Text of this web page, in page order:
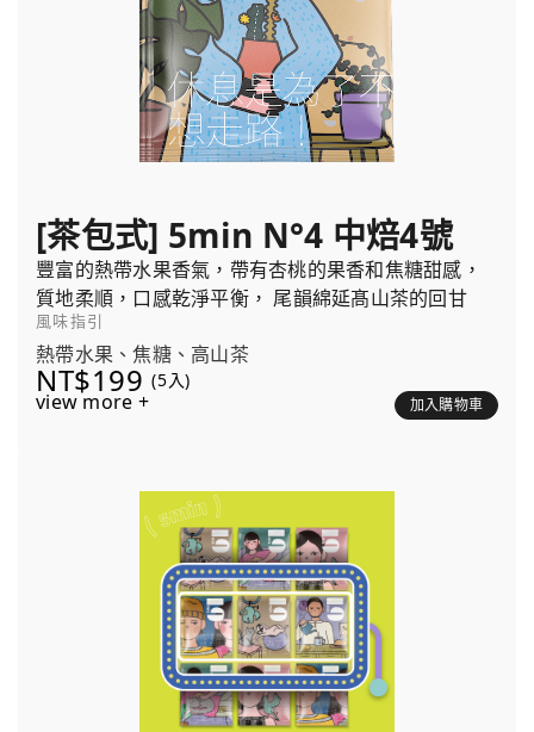
[茶包式] 5min N°4 中焙4號
豐富的熱帶水果香氣，帶有杏桃的果香和焦糖甜感，
質地柔順，口感乾淨平衡， 尾韻綿延髙山茶的回甘
風味指引
熱帶水果、焦糖、高山茶
NT$199 (5入)
view more + 加入購物車